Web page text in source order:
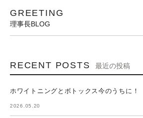
GREETING
理事長BLOG
RECENT POSTS 最近の投稿
ホワイトニングとボトックス今のうちに！
2026.05.20